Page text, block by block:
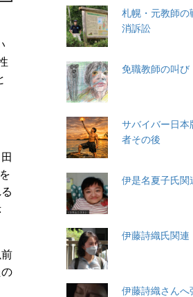
札幌・元教師の
消訴訟
免職教師の叫び
サバイバー日本
者その後
伊是名夏子氏関
伊藤詩織氏関連
伊藤詩織さんへ